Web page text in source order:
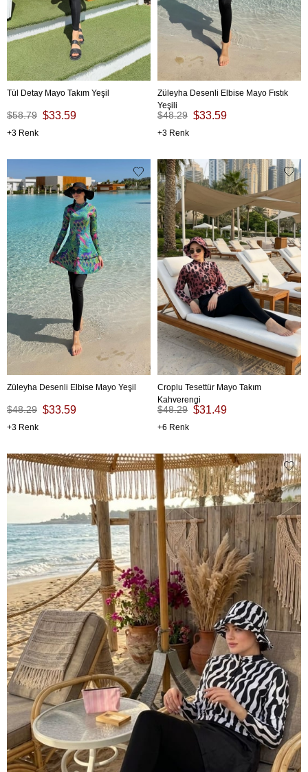
Tül Detay Mayo Takım Yeşil
$33.59
$58.79
3
Züleyha Desenli Elbise Mayo Fıstık
Yeşili
$33.59
$48.29
3
Züleyha Desenli Elbise Mayo Yeşil
$33.59
$48.29
3
Croplu Tesettür Mayo Takım
Kahverengi
$31.49
$48.29
6